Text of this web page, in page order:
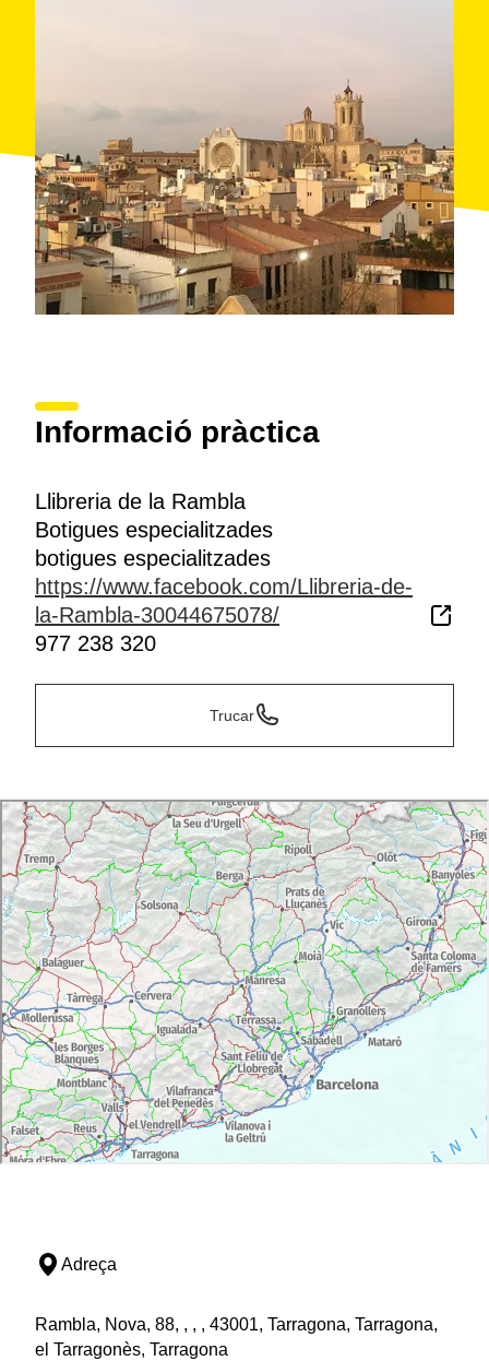
Informació pràctica
Llibreria de la Rambla
Botigues especialitzades
botigues especialitzades
https://www.facebook.com/Llibreria-de-
la-Rambla-30044675078/
977 238 320
Trucar
Adreça
Rambla, Nova, 88, , , , 43001, Tarragona, Tarragona,
el Tarragonès, Tarragona